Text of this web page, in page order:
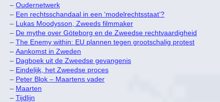
– Oudernetwerk
– Een rechtsschandaal in een ‘modelrechtsstaat’?
– Lukas Moodysson, Zweeds filmmaker
– De mythe over Göteborg en de Zweedse rechtvaardigheid
– The Enemy within: EU plannen tegen grootschalig protest
– Aankomst in Zweden
– Dagboek uit de Zweedse gevangenis
– Eindelijk, het Zweedse proces
– Peter Blok – Maartens vader
– Maarten
– Tijdlijn